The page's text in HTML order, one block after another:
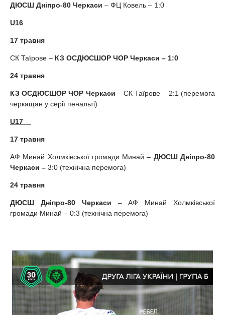
ДЮСШ Дніпро-80 Черкаси – ФЦ Ковель – 1:0
U16
17 травня
СК Таїрове – КЗ ОСДЮСШОР ЧОР Черкаси – 1:0
24 травня
КЗ ОСДЮСШОР ЧОР Черкаси – СК Таїрове – 2:1 (перемога
черкащан у серії пенальті)
U17
17 травня
АФ Минай Холмківської громади Минай – ДЮСШ Дніпро-80
Черкаси – 3:0 (технічна перемога)
24 травня
ДЮСШ Дніпро-80 Черкаси – АФ Минай Холмківської
громади Минай – 0:3 (технічна перемога)